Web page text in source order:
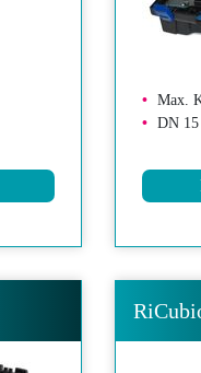
Max.
DN